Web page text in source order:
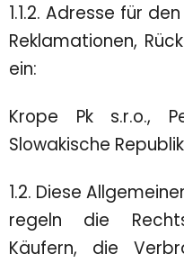
1.1.2. Adresse für
Reklamationen,
ein:
Krope Pk s.r.o.,
Slowakische Republik
1.2. Diese
regeln die
Käufern, die